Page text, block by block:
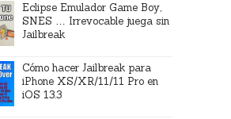
Eclipse Emulador Game Boy,
SNES … Irrevocable juega sin
Jailbreak
Cómo hacer Jailbreak para
iPhone XS/XR/11/11 Pro en
iOS 13.3